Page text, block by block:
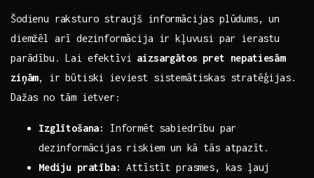
Šodienu raksturo straujš informācijas plūdums, un
diemžēl‌ arī⁤ dezinformācija ir kļuvusi par ierastu
parādību. Lai efektīvi aizsargātos pret nepatiesām
ziņām, ir būtiski ieviest sistemātiskas stratēģijas.
Dažas no⁣ tām ietver:
Izglītošana:
Informēt sabiedrību par
dezinformācijas ​riskiem⁢ un kā ‍tās atpazīt.
Mediju pratība: Attīstīt ‌prasmes, kas ‌ļauj